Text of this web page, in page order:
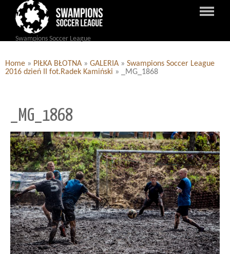
Swampions Soccer League
Home » PIŁKA BŁOTNA » GALERIA » Swampions Soccer League
2016 dzień II fot.Radek Kamiński » _MG_1868
_MG_1868